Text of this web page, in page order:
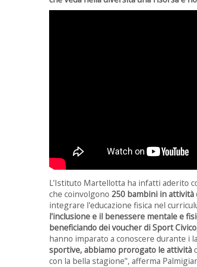
L’Istituto Martellotta ha infatti aderito
che coinvolgono 250 bambini in attività
integrare l'educazione fisica nel
l'inclusione e il benessere mentale e
beneficiando dei voucher di Sport Civico
hanno imparato a conoscere durante i
sportive, abbiamo prorogato le attività
con la bella stagione", afferma